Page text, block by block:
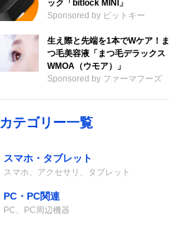
ック「bitlock MINI」
Sponsored by ビットキー
生え際と先端を1本でWケア！ま
つ毛美容液「まつ毛デラックス
WMOA（ウモア）」
Sponsored by ファーマフーズ
カテゴリー一覧
スマホ・タブレット
スマホ、アクセサリ、タブレット
PC・PC関連
PC、PC周辺機器